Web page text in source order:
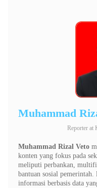
Muhammad
Reporter at
Muhammad Rizal Veto
konten yang fokus pada
meliputi perbankan,
bantuan sosial
informasi berbasis data